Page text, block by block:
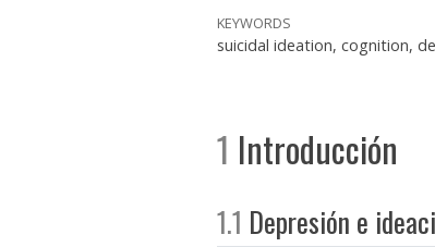
KEYWORDS
suicidal ideation, cognition,
1 Introducción
1.1 Depresión e